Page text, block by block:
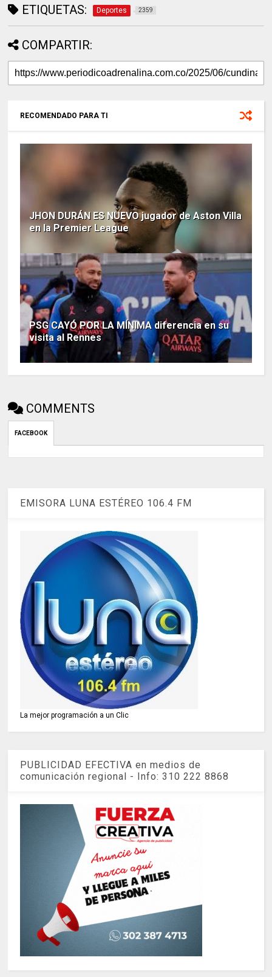
ETIQUETAS: Deportes 2359
COMPARTIR:
RECOMENDADO PARA TI
JHON DURÁN ES NUEVO jugador de Aston Villa
en la Premier League
PSG CAYÓ POR LA MÍNIMA diferencia en su
visita al Rennes
COMMENTS
FACEBOOK
EMISORA LUNA ESTÉREO 106.4 FM
La mejor programación a un Clic
PUBLICIDAD EFECTIVA en medios de
comunicación regional - Info: 310 222 8868